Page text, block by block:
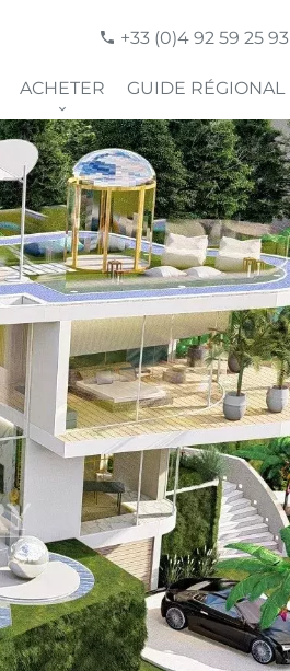
+33 (0)4 92 59 25 93
ACHETER GUIDE RÉGIONAL